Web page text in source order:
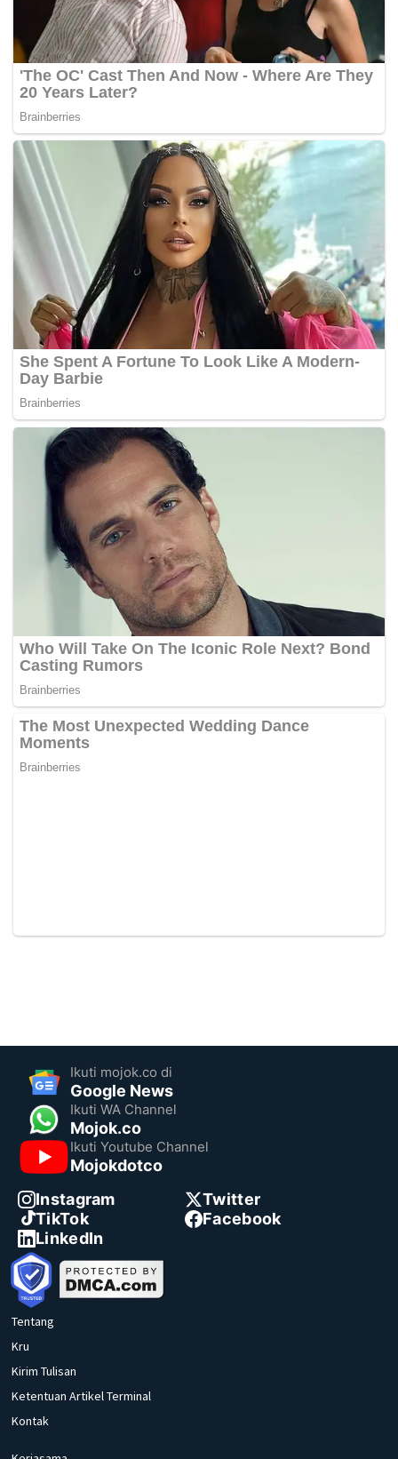
Ikuti mojok.co di
Google News
Ikuti WA Channel
Mojok.co
Ikuti Youtube Channel
Mojokdotco
Instagram
Twitter
TikTok
Facebook
LinkedIn
Tentang
Kru
Kirim Tulisan
Ketentuan Artikel Terminal
Kontak